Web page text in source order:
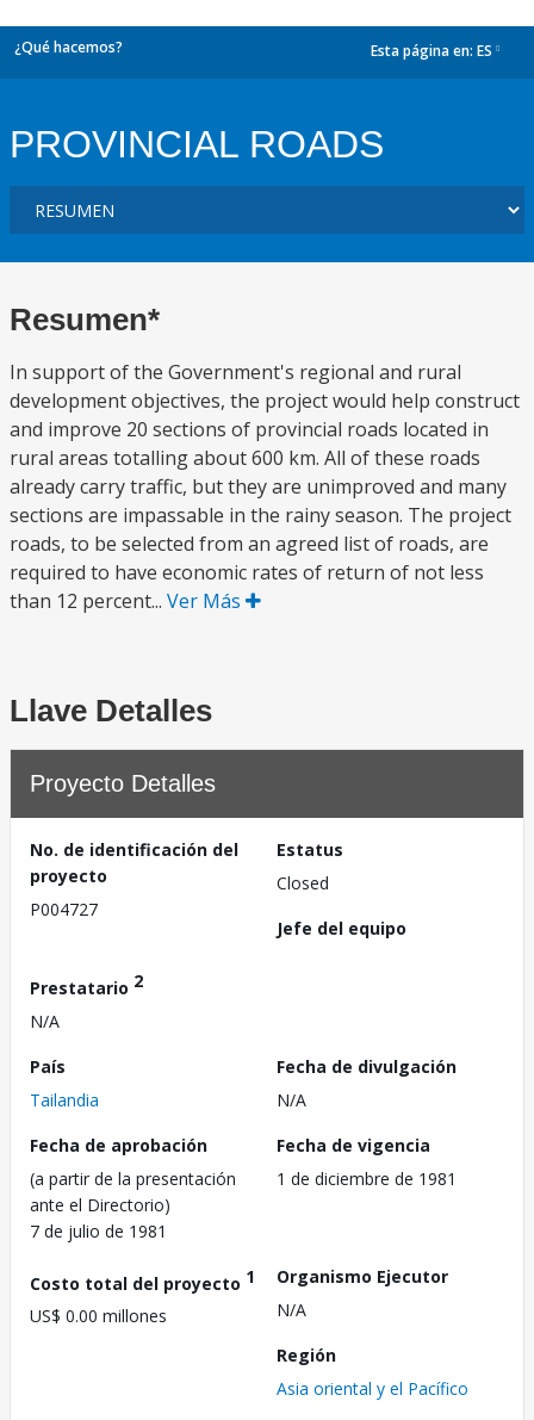
¿Qué hacemos? Esta página en: ES
PROVINCIAL ROADS
Resumen*
In support of the Government's regional and rural
development objectives, the project would help construct
and improve 20 sections of provincial roads located in
rural areas totalling about 600 km. All of these roads
already carry traffic, but they are unimproved and many
sections are impassable in the rainy season. The project
roads, to be selected from an agreed list of roads, are
required to have economic rates of return of not less
than 12 percent... Ver Más
Llave Detalles
Proyecto Detalles
No. de identificación del
proyecto
P004727
Estatus
Closed
Jefe del equipo
Prestatario 2
N/A
País
Tailandia
Fecha de divulgación
N/A
Fecha de aprobación
(a partir de la presentación
ante el Directorio)
7 de julio de 1981
Fecha de vigencia
1 de diciembre de 1981
Costo total del proyecto 1
US$ 0.00 millones
Organismo Ejecutor
N/A
Región
Asia oriental y el Pacífico